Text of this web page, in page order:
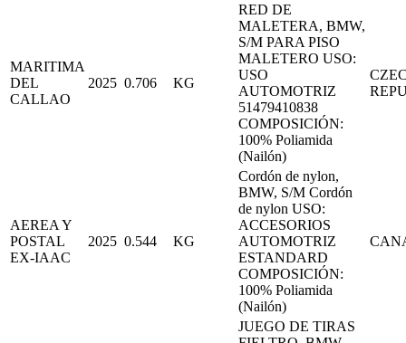
MARITIMA
DEL
CALLAO
2025 0.706 KG
RED DE
MALETERA, BMW,
S/M PARA PISO
MALETERO USO:
USO
AUTOMOTRIZ
51479410838
COMPOSICIÓN:
100% Poliamida
(Nailón)
AEREA Y
POSTAL
EX-IAAC
2025 0.544 KG
Cordón de nylon,
BMW, S/M Cordón
de nylon USO:
ACCESORIOS
AUTOMOTRIZ
ESTANDARD
COMPOSICIÓN:
100% Poliamida
(Nailón)
JUEGO DE TIRAS